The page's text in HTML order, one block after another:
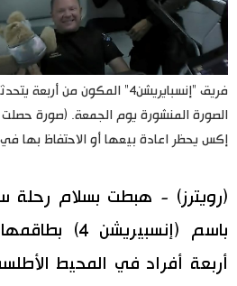
الأقسام
صور
أشخاص
اقتصاد
الأكثر تفاعلا
اللغة اليابانية
هو وهي
المطبخ الياباني
تواصل معنا
فريق "إنسبايريشن4" المكون من
الصورة المنشورة يوم الجمعة. (صورة
إكس يحظر اعادة بيعها أو الاحتفاظ بها
(رويترز) - هبطت بسلام
باسم
أربعة أفراد في المحيط